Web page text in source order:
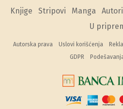
Knjige Stripovi Manga Autori
U
Autorska prava Uslovi korišćenja
GDPR